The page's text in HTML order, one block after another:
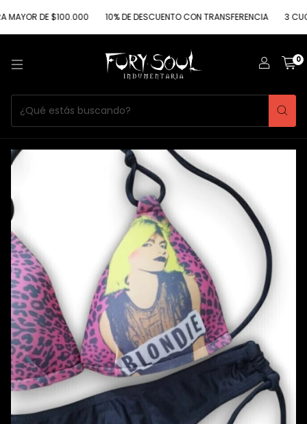
DE $100.000 10% DE DESCUENTO CON TRANSFERENCIA 3 CUOTAS
0